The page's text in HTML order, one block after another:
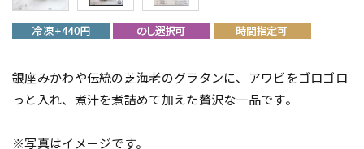
銀座みかわや伝統の芝海老のグラタンに、アワビをゴロゴロ
っと入れ、煮汁を煮詰めて加えた贅沢な一品です。
※写真はイメージです。